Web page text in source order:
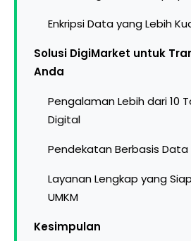
Enkripsi Data yang Lebih
Solusi DigiMarket untuk
Anda
Pengalaman Lebih dari 10
Digital
Pendekatan Berbasis Data
Layanan Lengkap yang
UMKM
Kesimpulan